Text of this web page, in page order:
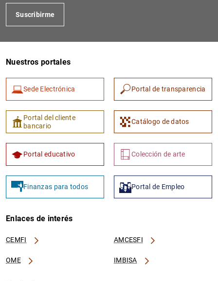
1 2
Suscribirme
Nuestros portales
Sede Electrónica Portal de transparencia
Portal del cliente
bancario
Catálogo de datos
Portal educativo Colección de arte
Finanzas para todos Portal de Empleo
Enlaces de interés
CEMFI AMCESFI
OME IMBISA